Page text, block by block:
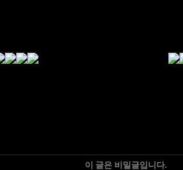
이 글은 비밀글입니다.